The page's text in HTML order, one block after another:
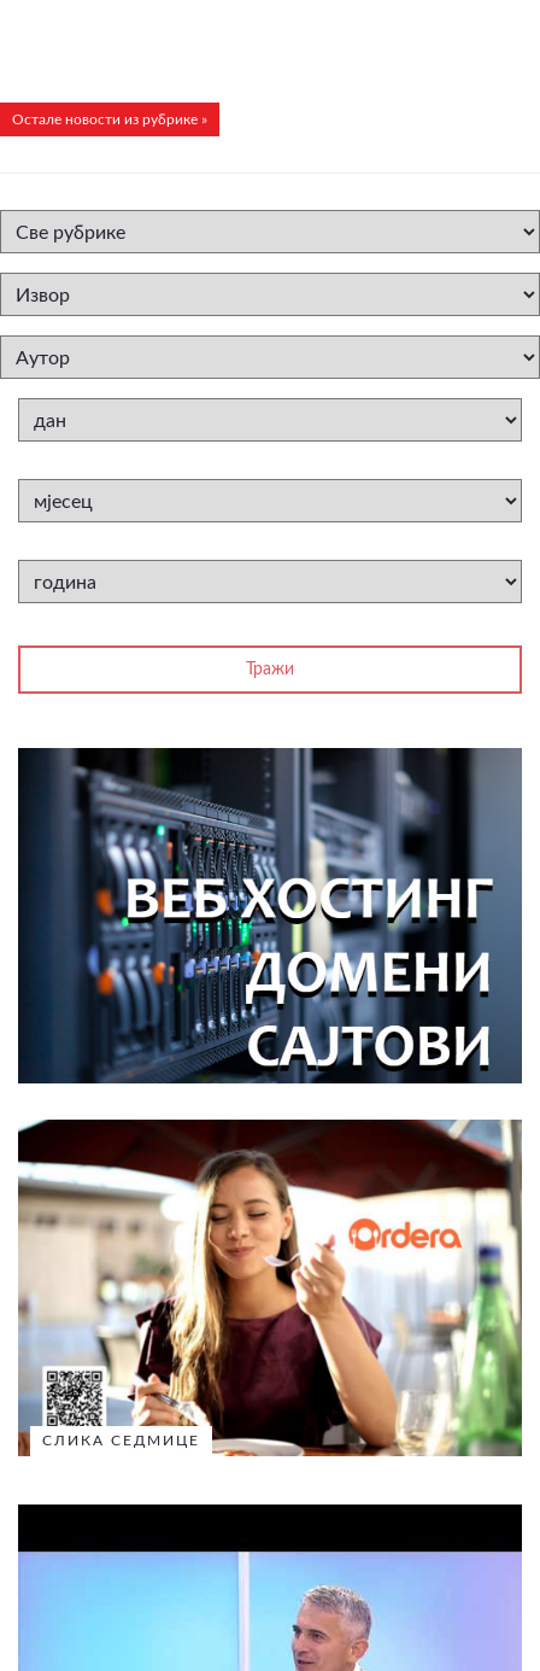
Остале новости из рубрике »
СЛИКА СЕДМИЦЕ